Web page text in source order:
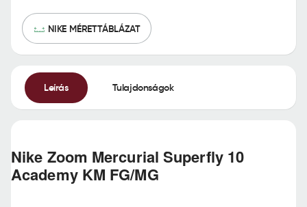
NIKE MÉRETTÁBLÁZAT
Leírás Tulajdonságok
Nike Zoom Mercurial Superfly 10
Academy KM FG/MG